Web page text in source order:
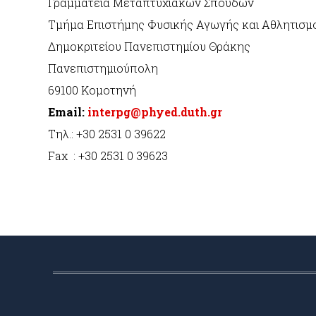
Τμήμα Επιστήμης Φυσικής Αγωγής και
Δημοκριτείου Πανεπιστημίου Θράκης
Πανεπιστημιούπολη
69100 Κομοτηνή
Email: interpg@phyed.duth.gr
Τηλ.: +30 2531 0 39622
Fax : +30 2531 0 39623